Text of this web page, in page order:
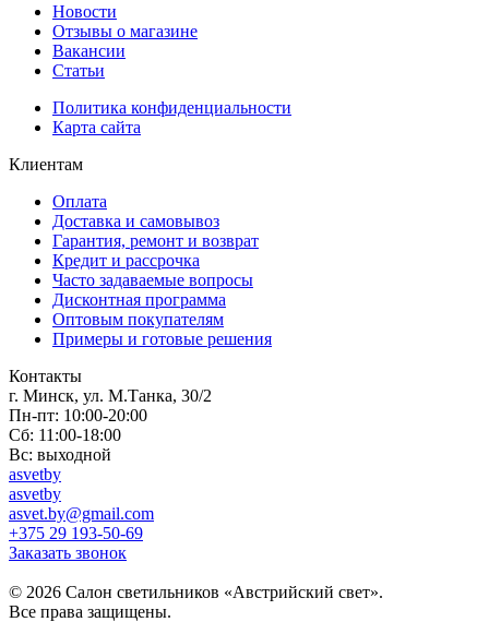
Новости
Отзывы о магазине
Вакансии
Статьи
Политика конфиденциальности
Карта сайта
Клиентам
Оплата
Доставка и самовывоз
Гарантия, ремонт и возврат
Кредит и рассрочка
Часто задаваемые вопросы
Дисконтная программа
Оптовым покупателям
Примеры и готовые решения
Контакты
г. Минск, ул. М.Танка, 30/2
Пн-пт: 10:00-20:00
Сб: 11:00-18:00
Вс: выходной
asvetby
asvetby
asvet.by@gmail.com
+375 29 193-50-69
Заказать звонок
© 2026 Салон светильников «Австрийский свет».
Все права защищены.